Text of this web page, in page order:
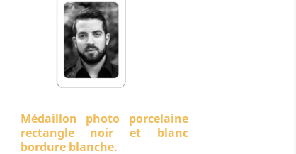
Médaillon photo porcelaine
rectangle noir et blanc
bordure blanche.